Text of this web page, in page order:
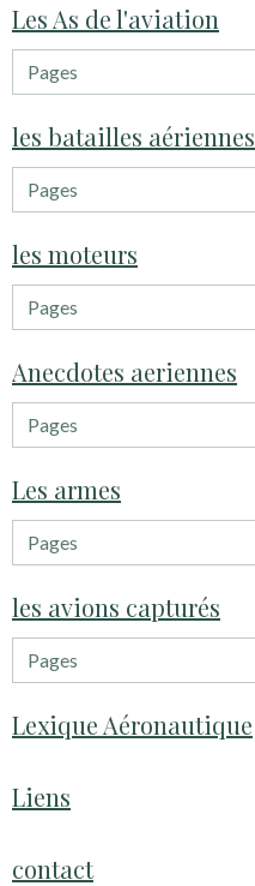
Les As de l'aviation
les batailles aériennes
les moteurs
Anecdotes aeriennes
Les armes
les avions capturés
Lexique Aéronautique
Liens
contact